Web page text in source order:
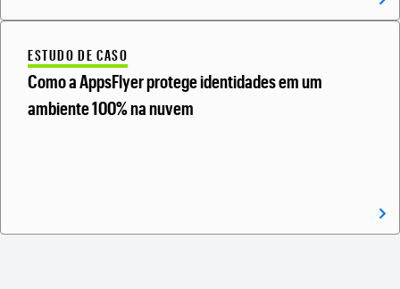
ESTUDO DE CASO
Como a AppsFlyer protege identidades em um
ambiente 100% na nuvem